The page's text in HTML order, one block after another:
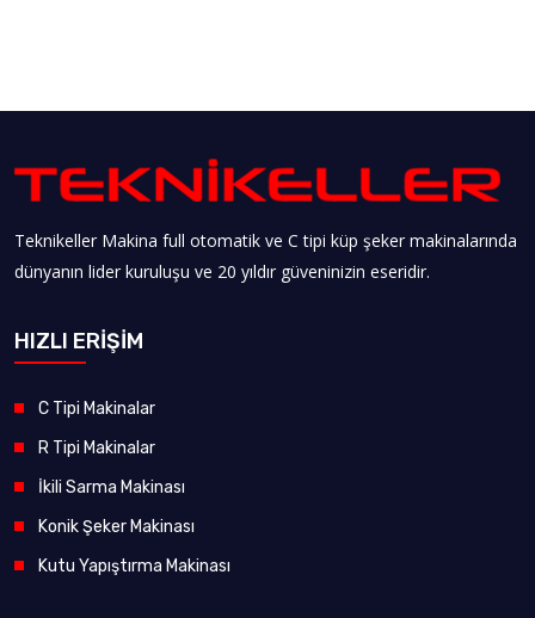
Teknikeller Makina full otomatik ve C tipi küp şeker makinalarında
dünyanın lider kuruluşu ve 20 yıldır güveninizin eseridir.
HIZLI ERİŞİM
C Tipi Makinalar
R Tipi Makinalar
İkili Sarma Makinası
Konik Şeker Makinası
Kutu Yapıştırma Makinası